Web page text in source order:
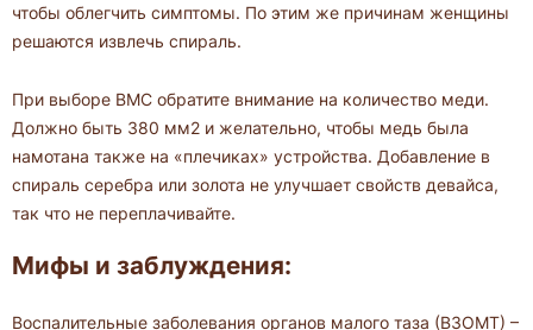
чтобы облегчить симптомы. По этим же причинам женщины
решаются извлечь спираль.
При выборе ВМС обратите внимание на количество меди.
Должно быть 380 мм2 и желательно, чтобы медь была
намотана также на «плечиках» устройства. Добавление в
спираль серебра или золота не улучшает свойств девайса,
так что не переплачивайте.
Мифы и заблуждения:
Воспалительные заболевания органов малого таза (ВЗОМТ) –